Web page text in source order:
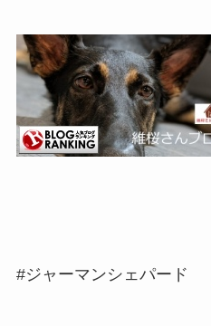
#ジャーマンシェパード